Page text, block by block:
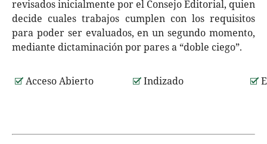
revisados inicialmente por el Consejo Editorial, quien
decide cuales trabajos cumplen con los requisitos
para poder ser evaluados, en un segundo momento,
mediante dictaminación por pares a “doble ciego”.
Acceso Abierto Indizado